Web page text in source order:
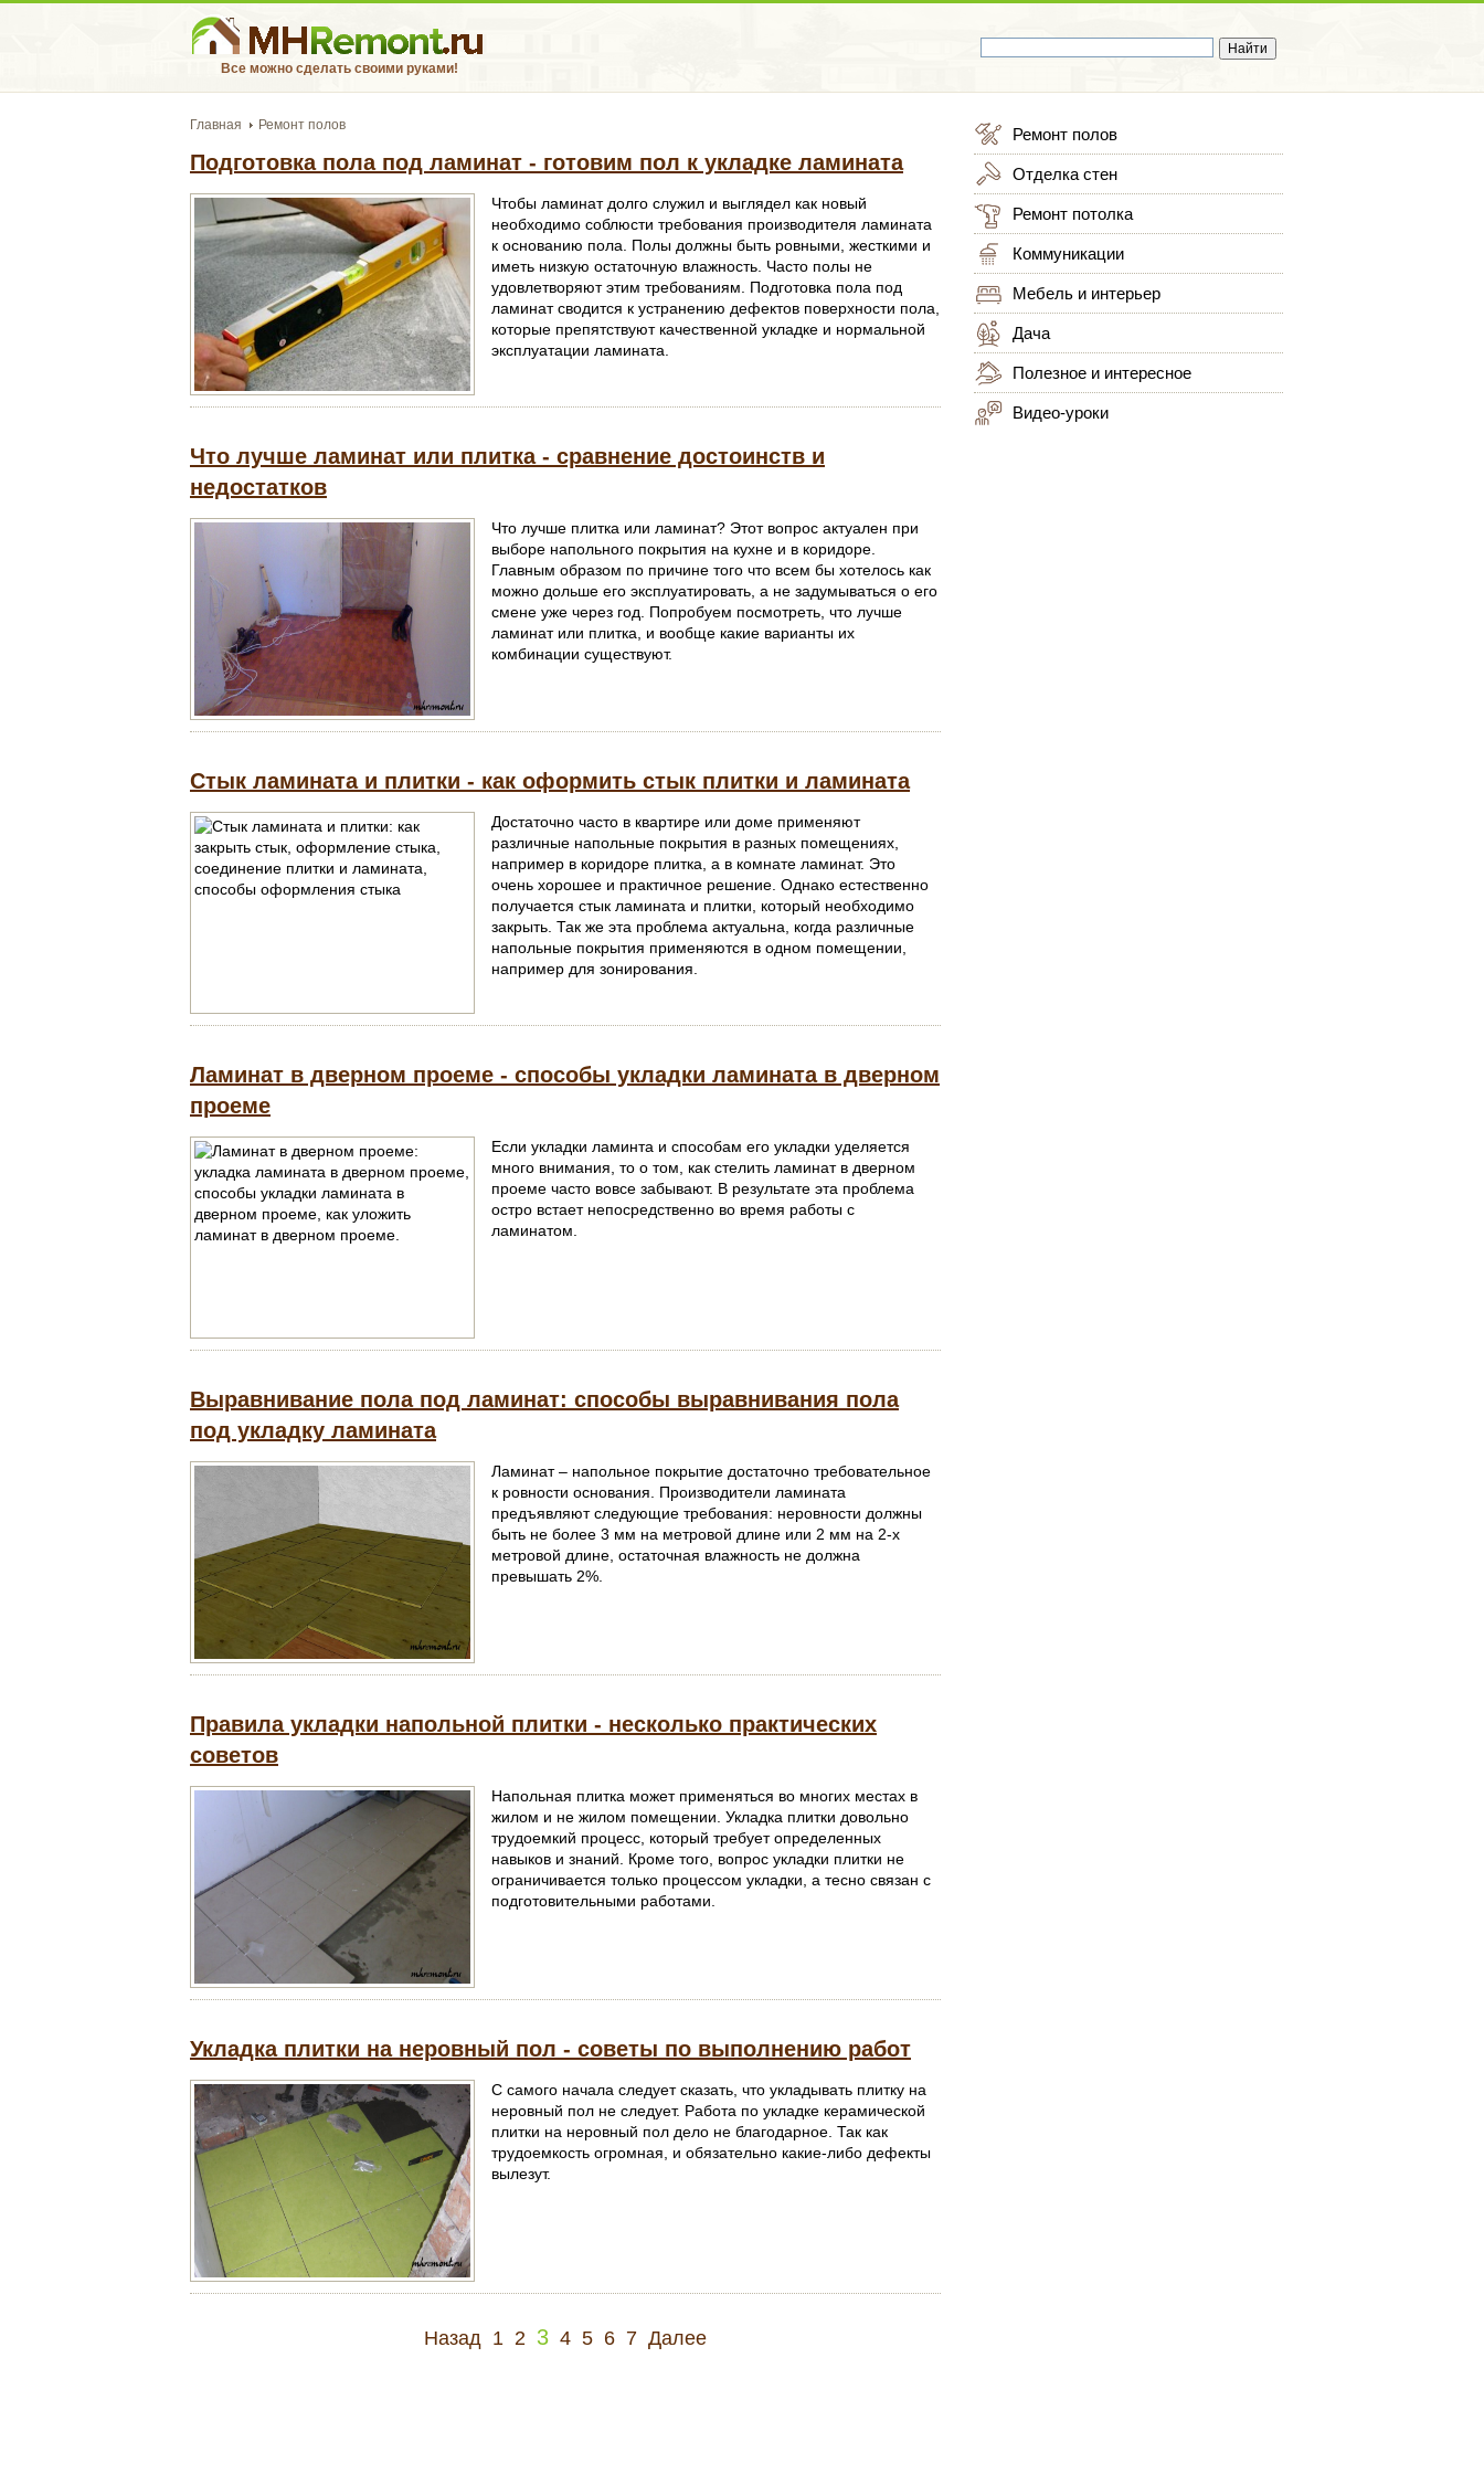
Все можно сделать своими руками!
Главная Ремонт полов
Подготовка пола под ламинат - готовим пол к укладке ламината
Чтобы ламинат долго служил и выглядел как новый
необходимо соблюсти требования производителя ламината
к основанию пола. Полы должны быть ровными, жесткими и
иметь низкую остаточную влажность. Часто полы не
удовлетворяют этим требованиям. Подготовка пола под
ламинат сводится к устранению дефектов поверхности пола,
которые препятствуют качественной укладке и нормальной
эксплуатации ламината.
Что лучше ламинат или плитка - сравнение достоинств и
недостатков
Что лучше плитка или ламинат? Этот вопрос актуален при
выборе напольного покрытия на кухне и в коридоре.
Главным образом по причине того что всем бы хотелось как
можно дольше его эксплуатировать, а не задумываться о его
смене уже через год. Попробуем посмотреть, что лучше
ламинат или плитка, и вообще какие варианты их
комбинации существуют.
Стык ламината и плитки - как оформить стык плитки и ламината
Достаточно часто в квартире или доме применяют
различные напольные покрытия в разных помещениях,
например в коридоре плитка, а в комнате ламинат. Это
очень хорошее и практичное решение. Однако естественно
получается стык ламината и плитки, который необходимо
закрыть. Так же эта проблема актуальна, когда различные
напольные покрытия применяются в одном помещении,
например для зонирования.
Ламинат в дверном проеме - способы укладки ламината в дверном
проеме
Если укладки ламинта и способам его укладки уделяется
много внимания, то о том, как стелить ламинат в дверном
проеме часто вовсе забывают. В результате эта проблема
остро встает непосредственно во время работы с
ламинатом.
Выравнивание пола под ламинат: способы выравнивания пола
под укладку ламината
Ламинат – напольное покрытие достаточно требовательное
к ровности основания. Производители ламината
предъявляют следующие требования: неровности должны
быть не более 3 мм на метровой длине или 2 мм на 2-х
метровой длине, остаточная влажность не должна
превышать 2%.
Правила укладки напольной плитки - несколько практических
советов
Напольная плитка может применяться во многих местах в
жилом и не жилом помещении. Укладка плитки довольно
трудоемкий процесс, который требует определенных
навыков и знаний. Кроме того, вопрос укладки плитки не
ограничивается только процессом укладки, а тесно связан с
подготовительными работами.
Укладка плитки на неровный пол - советы по выполнению работ
С самого начала следует сказать, что укладывать плитку на
неровный пол не следует. Работа по укладке керамической
плитки на неровный пол дело не благодарное. Так как
трудоемкость огромная, и обязательно какие-либо дефекты
вылезут.
Назад 1 2 3 4 5 6 7 Далее
Ремонт полов
Отделка стен
Ремонт потолка
Коммуникации
Мебель и интерьер
Дача
Полезное и интересное
Видео-уроки